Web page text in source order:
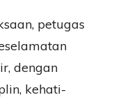
petugas
dengan
kehati-